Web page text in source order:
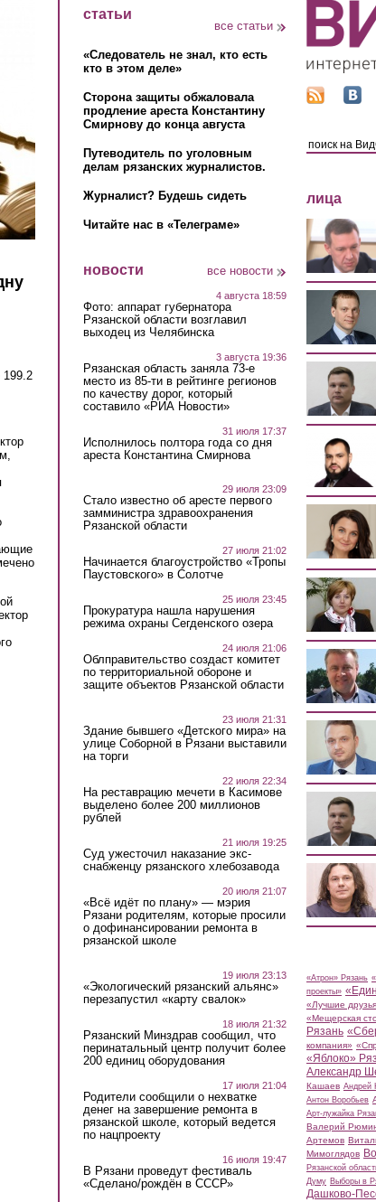
199.2
статьи
все статьи
«Следователь не знал, кто есть
кто в этом деле»
Сторона защиты обжаловала
продление ареста Константину
Смирнову до конца августа
Путеводитель по уголовным
делам рязанских журналистов.
Журналист? Будешь сидеть
Читайте нас в «Телеграме»
новости все новости
4 августа 18:59
Фото: аппарат губернатора
Рязанской области возглавил
выходец из Челябинска
3 августа 19:36
Рязанская область заняла 73-е
место из 85-ти в рейтинге регионов
по качеству дорог, который
составило «РИА Новости»
31 июля 17:37
Исполнилось полтора года со дня
ареста Константина Смирнова
29 июля 23:09
Стало известно об аресте первого
замминистра здравоохранения
Рязанской области
27 июля 21:02
Начинается благоустройство «Тропы
Паустовского» в Солотче
25 июля 23:45
Прокуратура нашла нарушения
режима охраны Сегденского озера
24 июля 21:06
Облправительство создаст комитет
по территориальной обороне и
защите объектов Рязанской области
23 июля 21:31
Здание бывшего «Детского мира» на
улице Соборной в Рязани выставили
на торги
22 июля 22:34
На реставрацию мечети в Касимове
выделено более 200 миллионов
рублей
21 июля 19:25
Суд ужесточил наказание экс-
снабженцу рязанского хлебозавода
20 июля 21:07
«Всё идёт по плану» — мэрия
Рязани родителям, которые просили
о дофинансировании ремонта в
рязанской школе
19 июля 23:13
«Экологический рязанский альянс»
перезапустил «карту свалок»
18 июля 21:32
Рязанский Минздрав сообщил, что
перинатальный центр получит более
200 единиц оборудования
17 июля 21:04
Родители сообщили о нехватке
денег на завершение ремонта в
рязанской школе, который ведется
по нацпроекту
16 июля 19:47
В Рязани проведут фестиваль
«Сделано/рождён в СССР»
лица
«Атрон» Рязань
проекты»
«Лучшие
«Мещерская
Рязань
компания»
«Яблоко»
Александр
Кашаев Андрей
Антон Воробьев
Арт-лужайка
Валерий
Артемов
Мимоглядов
Рязанской
Думу Выборы в
Дашково-